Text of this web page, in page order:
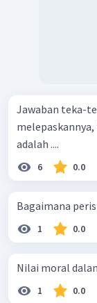
Jawaban teka-
adalah ....
6 0.0
Bagaimana
1 0.0
Nilai moral
1 0.0